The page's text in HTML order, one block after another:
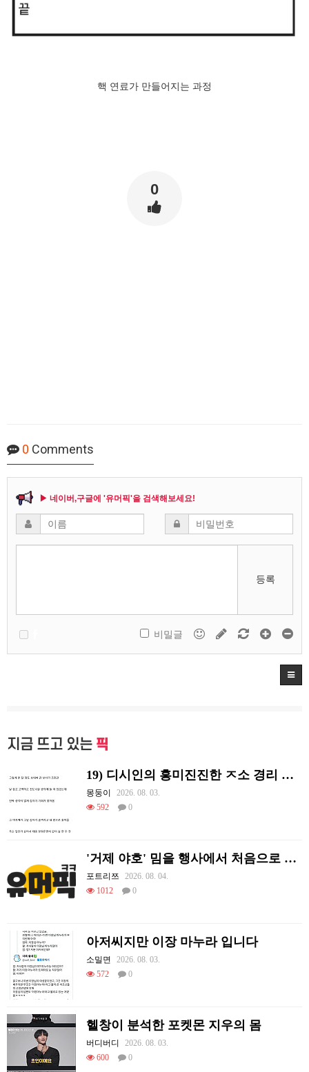
핵 연료가 만들어지는 과정
0
0 Comments
▶ 네이버,구글에 '유머픽'을 검색해보세요!
등록
비밀글
지금 뜨고 있는 픽
19) 디시인의 흥미진진한 ㅈ소 경리 ㄸ먹은 썰
몽둥이
2026. 08. 03.
592
0
'거제 야호' 밈을 행사에서 처음으로 체감하는 리센느
포트리쯔
2026. 08. 04.
1012
0
아저씨지만 이장 마누라 입니다
소밀면
2026. 08. 03.
572
0
헬창이 분석한 포켓몬 지우의 몸
버디버디
2026. 08. 03.
600
0